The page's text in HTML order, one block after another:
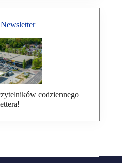
codziennego